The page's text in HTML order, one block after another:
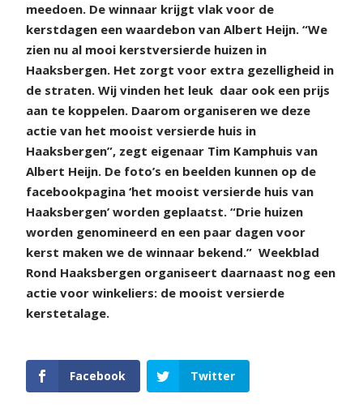
meedoen. De winnaar krijgt vlak voor de
kerstdagen een waardebon van Albert Heijn. “We
zien nu al mooi kerstversierde huizen in
Haaksbergen. Het zorgt voor extra gezelligheid in
de straten. Wij vinden het leuk daar ook een prijs
aan te koppelen. Daarom organiseren we deze
actie van het mooist versierde huis in
Haaksbergen”, zegt eigenaar Tim Kamphuis van
Albert Heijn. De foto’s en beelden kunnen op de
facebookpagina ‘het mooist versierde huis van
Haaksbergen’ worden geplaatst. “Drie huizen
worden genomineerd en een paar dagen voor
kerst maken we de winnaar bekend.” Weekblad
Rond Haaksbergen organiseert daarnaast nog een
actie voor winkeliers: de mooist versierde
kerstetalage.
Facebook Twitter